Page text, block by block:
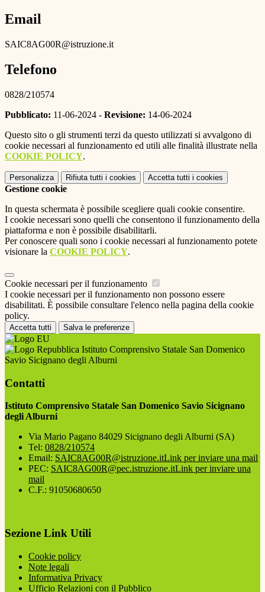
Email
SAIC8AG00R@istruzione.it
Telefono
0828/210574
Pubblicato: 11-06-2024 - Revisione: 14-06-2024
Questo sito o gli strumenti terzi da questo utilizzati si avvalgono di
cookie necessari al funzionamento ed utili alle finalità illustrate nella
COOKIE POLICY.
Personalizza Rifiuta tutti i cookies Accetta tutti i cookies
Gestione cookie
In questa schermata è possibile scegliere quali cookie consentire.
I cookie necessari sono quelli che consentono il funzionamento della
piattaforma e non è possibile disabilitarli.
Per conoscere quali sono i cookie necessari al funzionamento potete
visionare la COOKIE POLICY.
Cookie necessari per il funzionamento
I cookie necessari per il funzionamento non possono essere
disabilitati. È possibile consultare l'elenco nella pagina della cookie
policy.
Accetta tutti Salva le preferenze
Istituto Comprensivo Statale San Domenico
Savio Sicignano degli Alburni
Contatti
Istituto Comprensivo Statale San Domenico Savio Sicignano
degli Alburni
Via Mario Pagano 84029 Sicignano degli Alburni (SA)
Tel: 0828/210574
Email: SAIC8AG00R@istruzione.itLink per inviare una mail
PEC: SAIC8AG00R@pec.istruzione.itLink per inviare una
mail
C.F.: 91050680650
Sezione Link Utili
Cookie policy
Note legali
Informativa Privacy
Ufficio Relazioni con il Pubblico